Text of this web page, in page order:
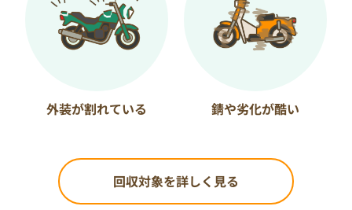
外装が割れている 錆や劣化が酷い
回収対象を詳しく見る